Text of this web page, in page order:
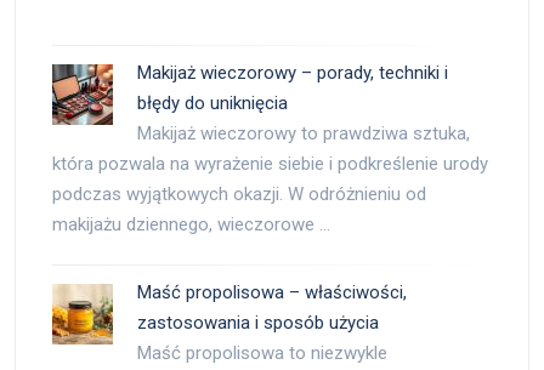
Makijaż wieczorowy – porady, techniki i
błędy do uniknięcia
Makijaż wieczorowy to prawdziwa sztuka,
która pozwala na wyrażenie siebie i podkreślenie urody
podczas wyjątkowych okazji. W odróżnieniu od
makijażu dziennego, wieczorowe …
Maść propolisowa – właściwości,
zastosowania i sposób użycia
Maść propolisowa to niezwykle